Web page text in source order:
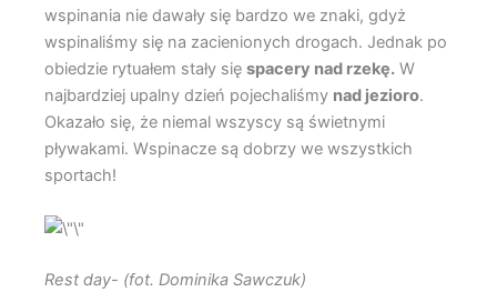
wspinania nie dawały się bardzo we znaki, gdyż
wspinaliśmy się na zacienionych drogach. Jednak po
obiedzie rytuałem stały się spacery nad rzekę. W
najbardziej upalny dzień pojechaliśmy nad jezioro.
Okazało się, że niemal wszyscy są świetnymi
pływakami. Wspinacze są dobrzy we wszystkich
sportach!
Rest day- (fot. Dominika Sawczuk)